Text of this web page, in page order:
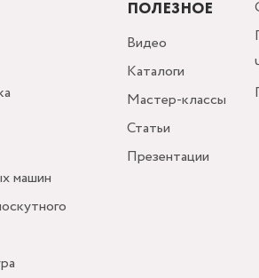
машин
ПОЛЕЗНОЕ
Видео
Каталоги
Мастер-классы
Статьи
Презентации